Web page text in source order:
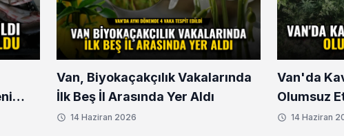
Van, Biyokaçakçılık Vakalarında
İlk Beş İl Arasında Yer Aldı
14 Haziran 2026
Van'da
Olumsuz
14 Haziran